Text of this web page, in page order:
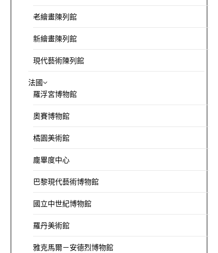
老繪畫陳列館
新繪畫陳列館
現代藝術陳列館
法國
羅浮宮博物館
奧賽博物館
橘園美術館
龐畢度中心
巴黎現代藝術博物館
國立中世紀博物館
羅丹美術館
雅克馬爾－安德烈博物館